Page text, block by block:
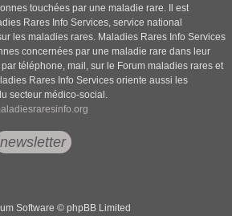
touchées par une maladie rare. Il est
Rares Info Services, service national
les maladies rares. Maladies Rares Info Services
concernées par une maladie rare dans leur
téléphone, mail, sur le Forum maladies rares et
Rares Info Services oriente aussi les
secteur médico-social.
newsletter
Software © phpBB Limited